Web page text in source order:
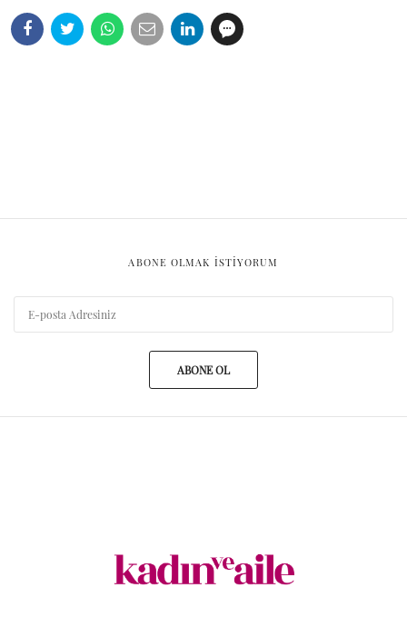
ABONE OLMAK ISTIYORUM
ABONE OL